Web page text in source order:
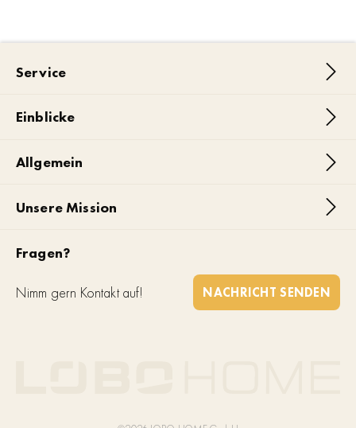
Service
Einblicke
Allgemein
Unsere Mission
Fragen?
Nimm gern Kontakt auf! NACHRICHT SENDEN